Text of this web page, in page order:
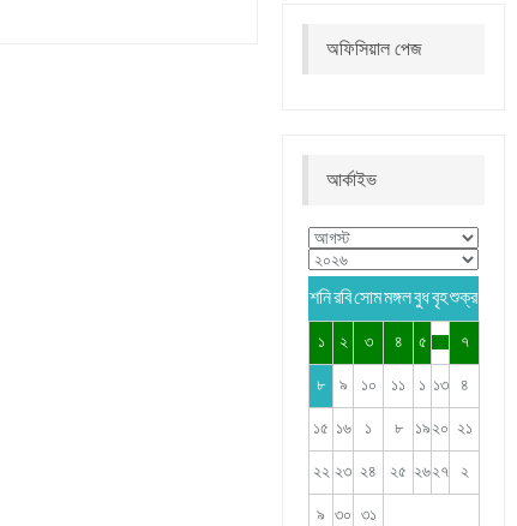
অফিসিয়াল পেজ
আর্কাইভ
শনিরবিসোমমঙ্গলবুধবৃহশুক্র
১ ২ ৩ ৪ ৫ ৭
৮ ৯ ১০ ১১ ১ ১৩ ৪
১৫ ১৬ ১ ৮ ১৯২০ ২১
২২ ২৩ ২৪ ২৫ ২৬২৭ ২
৯ ৩০ ৩১